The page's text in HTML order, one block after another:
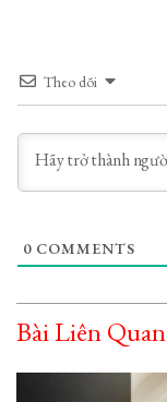
Theo dõi
0 COMMENTS
Bài Liên Quan